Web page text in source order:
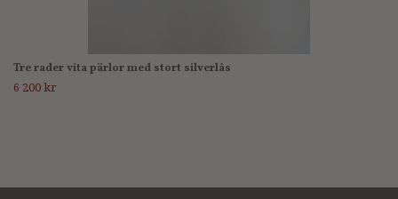
Tre rader vita pärlor med stort silverlås
6 200 kr